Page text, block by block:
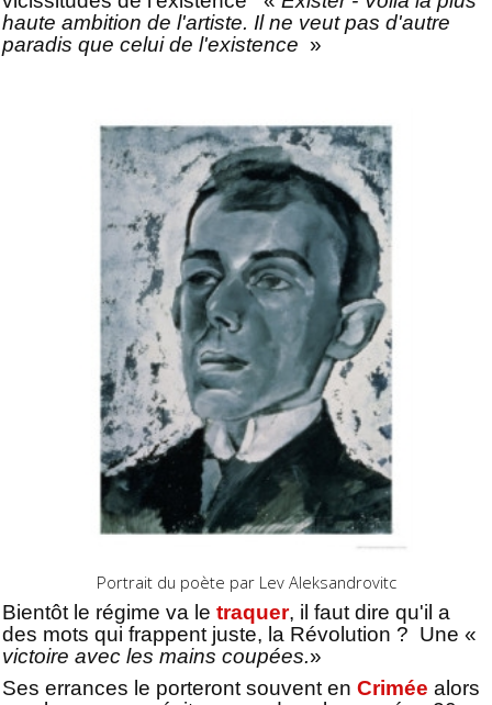
haute ambition de l'artiste. Il ne veut pas d'autre
paradis que celui de l'existence »
Portrait du poète par Lev Aleksandrovitc
Bientôt le régime va le traquer, il faut dire qu'il a
des mots qui frappent juste, la Révolution ? Une «
victoire avec les mains coupées.»
Ses errances le porteront souvent en Crimée alors